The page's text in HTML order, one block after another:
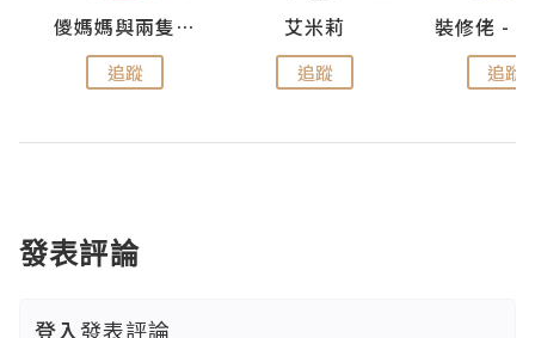
儍媽媽與兩隻小魔怪之家
追蹤
艾米莉
追蹤 追蹤
發表評論
登入發表評論